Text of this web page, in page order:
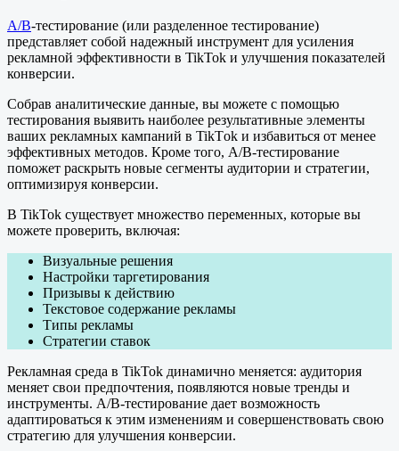
A/B-тестирование (или разделенное тестирование)
представляет собой надежный инструмент для усиления
рекламной эффективности в TikTok и улучшения показателей
конверсии.
Собрав аналитические данные, вы можете с помощью
тестирования выявить наиболее результативные элементы
ваших рекламных кампаний в TikTоk и избавиться от менее
эффективных методов. Кроме того, A/B-тестирование
поможет раскрыть новые сегменты аудитории и стратегии,
оптимизируя конверсии.
В TikTok существует множество переменных, которые вы
можете проверить, включая:
Визуальные решения
Настройки таргетирования
Призывы к действию
Текстовое содержание рекламы
Типы рекламы
Стратегии ставок
Рекламная среда в TikTok динамично меняется: аудитория
меняет свои предпочтения, появляются новые тренды и
инструменты. A/B-тестирование дает возможность
адаптироваться к этим изменениям и совершенствовать свою
стратегию для улучшения конверсии.